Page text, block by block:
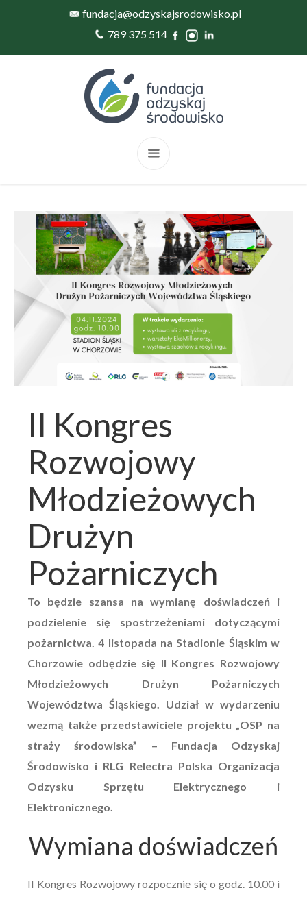
fundacja@odzyskajsrodowisko.pl
789 375 514
II Kongres
Rozwojowy
Młodzieżowych
Drużyn
Pożarniczych
To będzie szansa na wymianę doświadczeń i
podzielenie się spostrzeżeniami dotyczącymi
pożarnictwa. 4 listopada na Stadionie Śląskim w
Chorzowie odbędzie się II Kongres Rozwojowy
Młodzieżowych Drużyn Pożarniczych
Województwa Śląskiego. Udział w wydarzeniu
wezmą także przedstawiciele projektu „OSP na
straży środowiska” – Fundacja Odzyskaj
Środowisko i RLG Relectra Polska Organizacja
Odzysku Sprzętu Elektrycznego i
Elektronicznego.
Wymiana doświadczeń
II Kongres Rozwojowy rozpocznie się o godz. 10.00 i